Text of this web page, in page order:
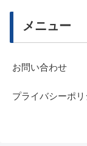
メニュー
お問い合わせ
プライバシーポリ